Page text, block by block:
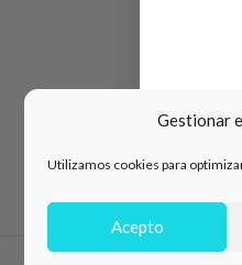
Gestionar
Utilizamos cookies para
Acepto
de